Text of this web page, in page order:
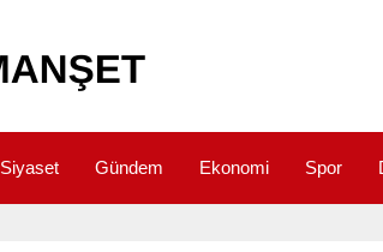
Siyaset Gündem Ekonomi Spor